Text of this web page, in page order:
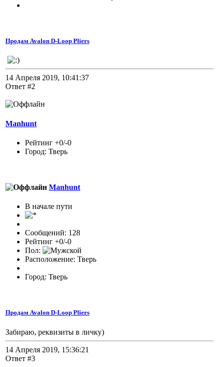
Продам Avalon D-Loop Pliers
14 Апреля 2019, 10:41:37
Ответ #2
Manhunt
Рейтинг +0/-0
Город: Тверь
Manhunt
В начале пути
Сообщений: 128
Рейтинг +0/-0
Пол:
Расположение: Тверь
Город: Тверь
Продам Avalon D-Loop Pliers
Забираю, реквизиты в личку)
14 Апреля 2019, 15:36:21
Ответ #3